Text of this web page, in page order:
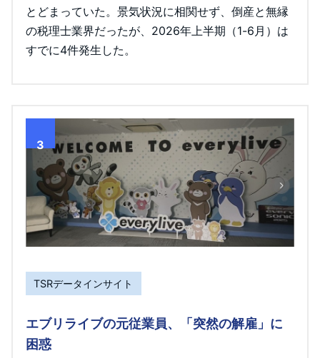
とどまっていた。景気状況に相関せず、倒産と無縁
の税理士業界だったが、2026年上半期（1-6月）は
すでに4件発生した。
3
TSRデータインサイト
エブリライブの元従業員、「突然の解雇」に
困惑